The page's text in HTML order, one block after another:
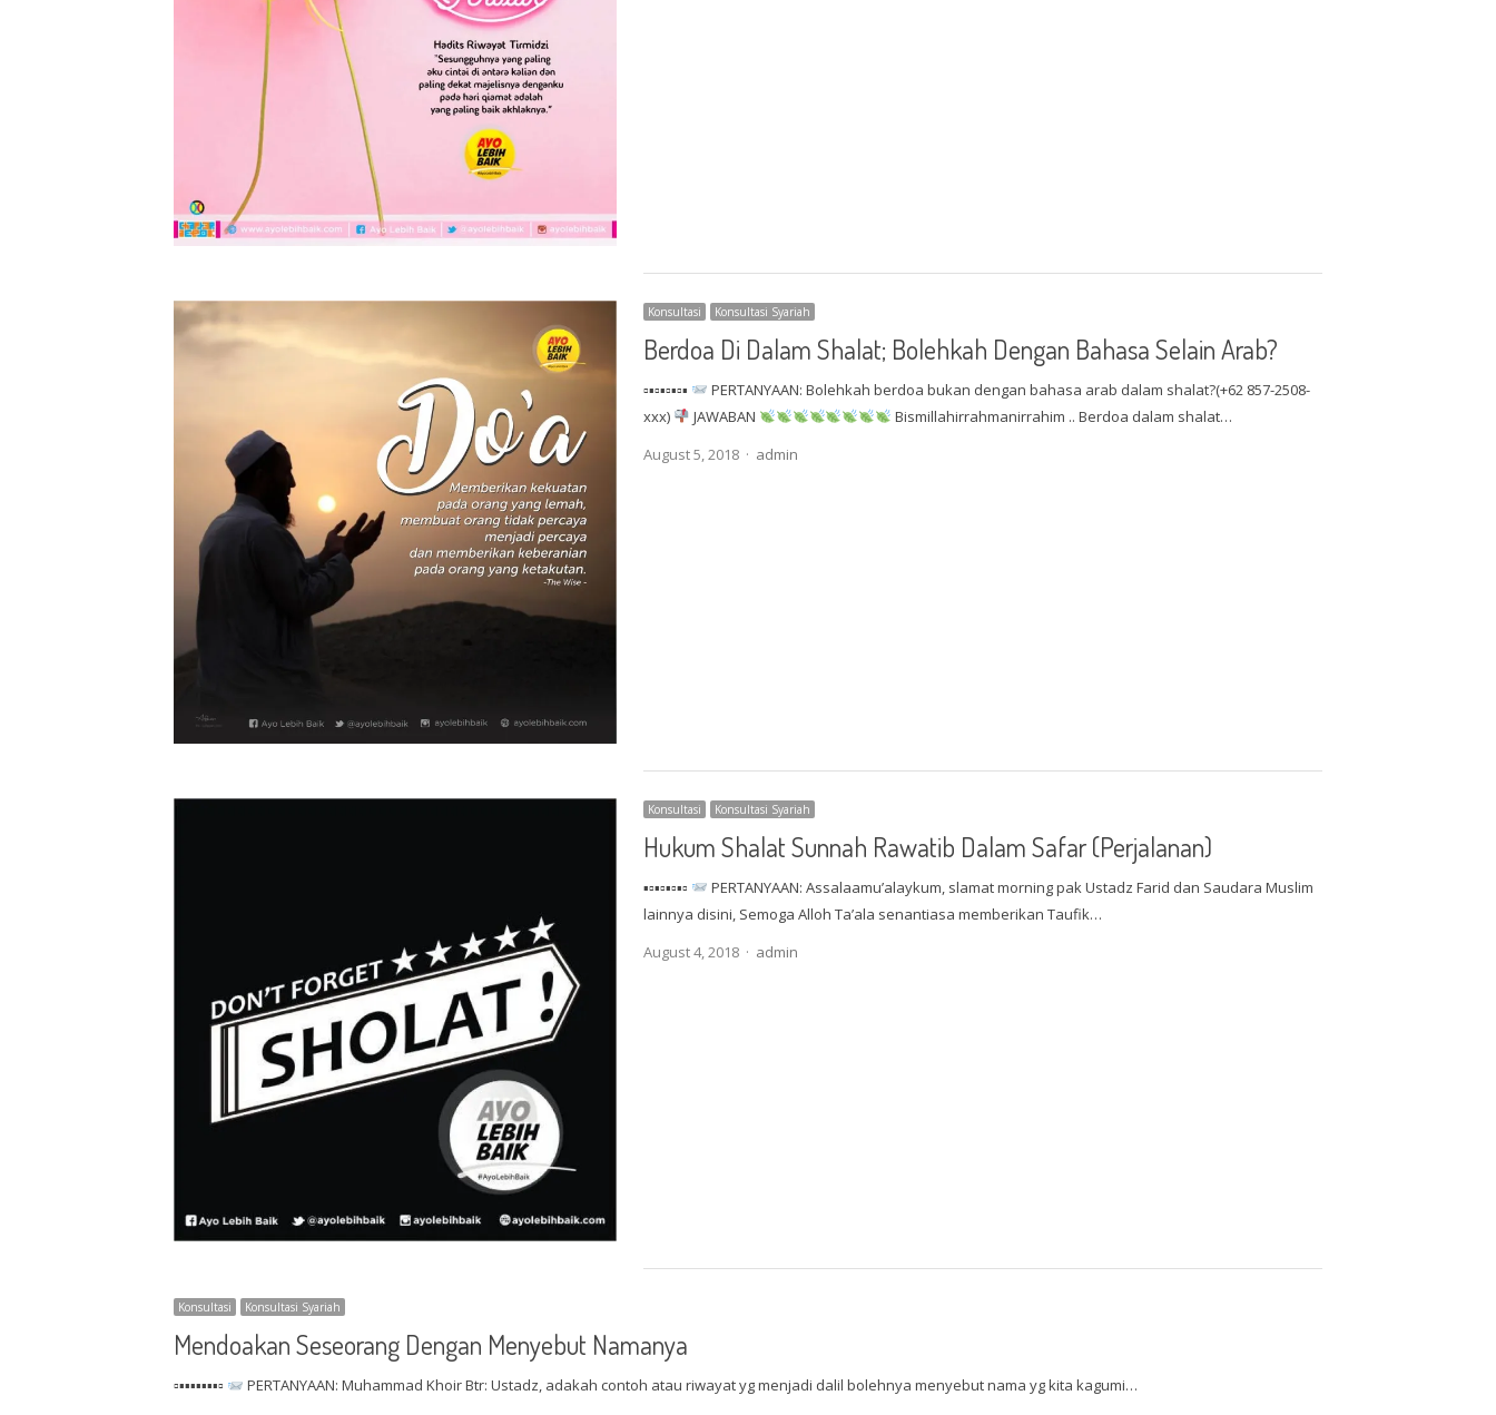
Konsultasi Konsultasi Syariah
Berdoa Di Dalam Shalat; Bolehkah Dengan Bahasa Selain Arab?
▫▪▫▪▫▪▫▪
PERTANYAAN: Bolehkah berdoa bukan dengan bahasa arab dalam shalat?(+62 857-2508-
xxx)
JAWABAN
Bismillahirrahmanirrahim .. Berdoa dalam shalat…
August 5, 2018
Author
admin
Konsultasi Konsultasi Syariah
Hukum Shalat Sunnah Rawatib Dalam Safar (Perjalanan)
▪▫▪▫▪▫▪▫
PERTANYAAN: Assalaamu’alaykum, slamat morning pak Ustadz Farid dan Saudara Muslim
lainnya disini, Semoga Alloh Ta’ala senantiasa memberikan Taufik…
August 4, 2018
Author
admin
Konsultasi Konsultasi Syariah
Mendoakan Seseorang Dengan Menyebut Namanya
▫▪▪▪▪▪▪▪▫
PERTANYAAN: Muhammad Khoir Btr: Ustadz, adakah contoh atau riwayat yg menjadi dalil bolehnya menyebut nama yg kita kagumi…